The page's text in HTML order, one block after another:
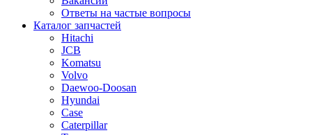
Ответы на частые вопросы
Каталог запчастей
Hitachi
JCB
Komatsu
Volvo
Daewoo-Doosan
Hyundai
Case
Caterpillar